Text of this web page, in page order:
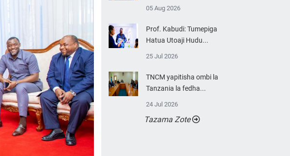
05 Aug 2026
Prof. Kabudi: Tumepiga
Hatua Utoaji Hudu...
25 Jul 2026
TNCM yapitisha ombi la
Tanzania la fedha...
24 Jul 2026
Tazama Zote